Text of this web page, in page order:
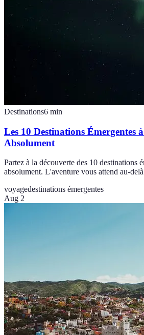
Destinations6 min
Les 10 Destinations Émergentes
Absolument
Partez à la découverte des 10 destinations
absolument. L'aventure vous attend au-
voyagedestinations émergentes
Aug 2